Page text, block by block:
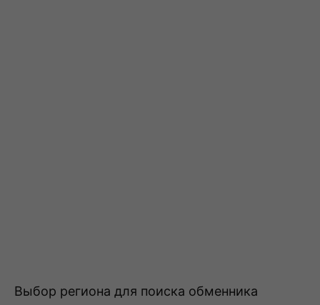
Выбор региона для поиска обменника